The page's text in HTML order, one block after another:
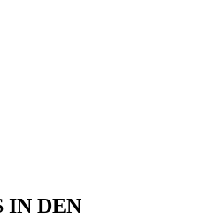
DEN S